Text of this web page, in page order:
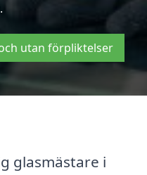
utan förpliktelser
glasmästare i